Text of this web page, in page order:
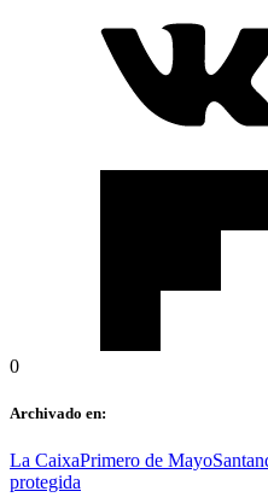
0
Archivado en:
La CaixaPrimero de Mayo
protegida